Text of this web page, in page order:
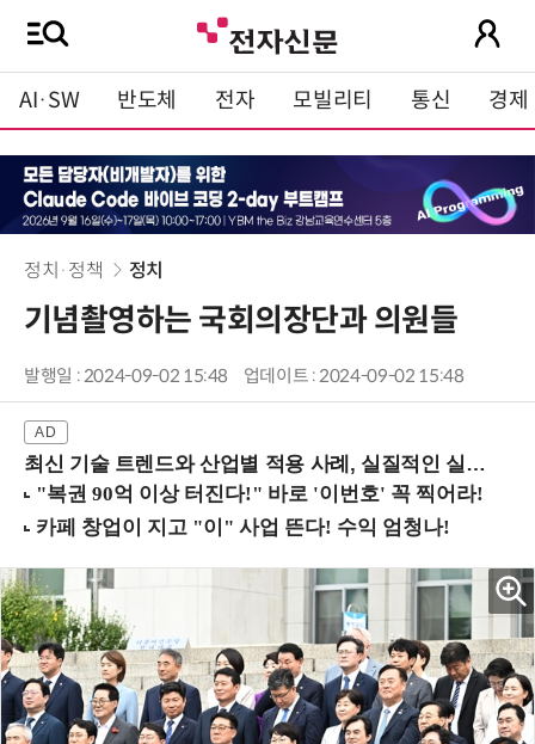
AI·SW 반도체 전자 모빌리티 통신 경제
정치·정책 정치
기념촬영하는 국회의장단과 의원들
발행일 : 2024-09-02 15:48 업데이트 : 2024-09-02 15:48
최신 기술 트렌드와 산업별 적용 사례, 실질적인 실행 전략을 공유 (9/18 양재역)